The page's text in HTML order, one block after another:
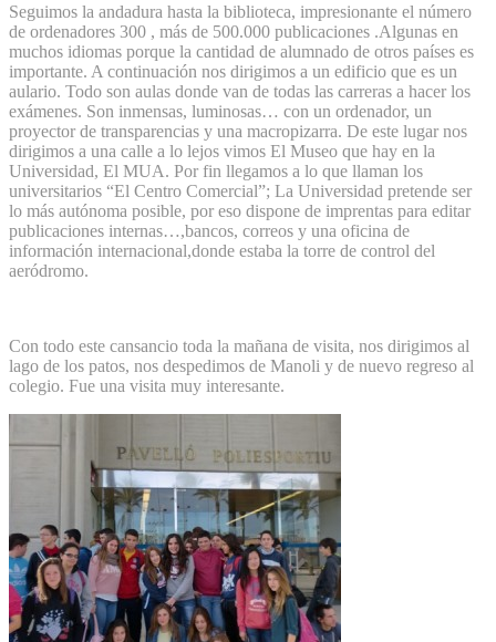
Seguimos la andadura hasta la biblioteca, impresionante el número
de ordenadores 300 , más de 500.000 publicaciones .Algunas en
muchos idiomas porque la cantidad de alumnado de otros países es
importante. A continuación nos dirigimos a un edificio que es un
aulario. Todo son aulas donde van de todas las carreras a hacer los
exámenes. Son inmensas, luminosas… con un ordenador, un
proyector de transparencias y una macropizarra. De este lugar nos
dirigimos a una calle a lo lejos vimos El Museo que hay en la
Universidad, El MUA. Por fin llegamos a lo que llaman los
universitarios “El Centro Comercial”; La Universidad pretende ser
lo más autónoma posible, por eso dispone de imprentas para editar
publicaciones internas…,bancos, correos y una oficina de
información internacional,donde estaba la torre de control del
aeródromo.
Con todo este cansancio toda la mañana de visita, nos dirigimos al
lago de los patos, nos despedimos de Manoli y de nuevo regreso al
colegio. Fue una visita muy interesante.